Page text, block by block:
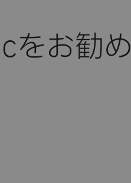
をお勧め